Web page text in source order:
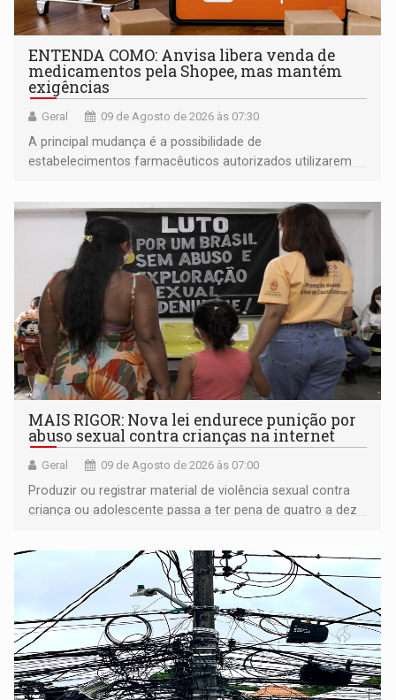
ENTENDA COMO: Anvisa libera venda de
medicamentos pela Shopee, mas mantém
exigências
Geral 09 de Agosto de 2026 às 07:30
A principal mudança é a possibilidade de
estabelecimentos farmacêuticos autorizados utilizarem
MAIS RIGOR: Nova lei endurece punição por
abuso sexual contra crianças na internet
Geral 09 de Agosto de 2026 às 07:00
Produzir ou registrar material de violência sexual contra
criança ou adolescente passa a ter pena de quatro a dez